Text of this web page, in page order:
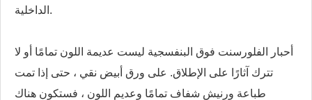
الداخلية.
أحبار الفلورسنت فوق البنفسجية ليست عديمة اللون تمامًا أو لا
تترك آثارًا على الإطلاق. على ورق أبيض نقي ، حتى إذا تمت
طباعة ورنيش شفاف تمامًا وعديم اللون ، فستكون هناك